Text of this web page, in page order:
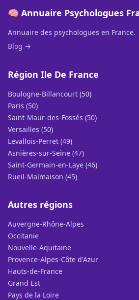
🧠 Annuaire Psychologues
Annuaire des psychologues en France.
Blog →
Région Ile De France
Boulogne-Billancourt (50)
Paris (50)
Saint-Maur-des-Fossés (50)
Versailles (50)
Levallois-Perret (49)
Asnières-sur-Seine (47)
Saint-Germain-en-Laye (46)
Rueil-Malmaison (45)
Autres régions
Auvergne-Rhône-Alpes
Occitanie
Nouvelle-Aquitaine
Provence-Alpes-Côte d'Azur
Hauts-de-France
Grand Est
Pays de la Loire